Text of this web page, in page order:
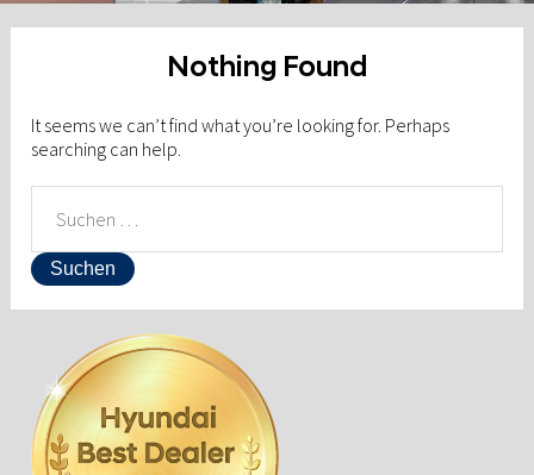
Nothing Found
It seems we can’t find what you’re looking for. Perhaps
searching can help.
NACH: